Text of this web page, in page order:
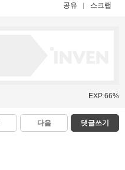
공유 스크랩
EXP 66%
다음 댓글쓰기